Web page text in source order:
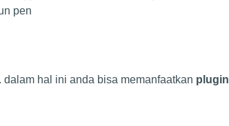
pen
hal ini anda bisa memanfaatkan plugin